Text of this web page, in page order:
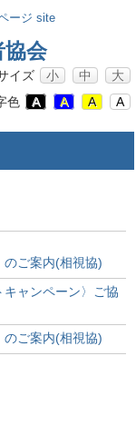
ージ site
協会
イズ 小 中
大
色
A A A A
のご案内(相視協)
ャンペーン〉ご協
のご案内(相視協)